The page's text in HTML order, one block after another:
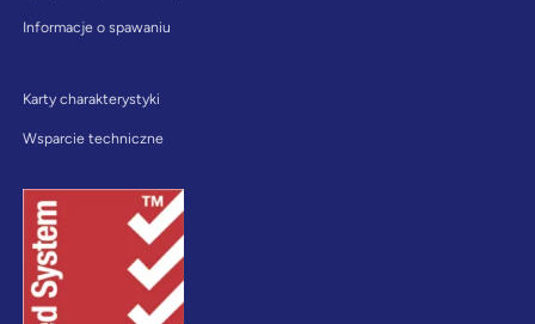
Informacje o spawaniu
Karty charakterystyki
Wsparcie techniczne